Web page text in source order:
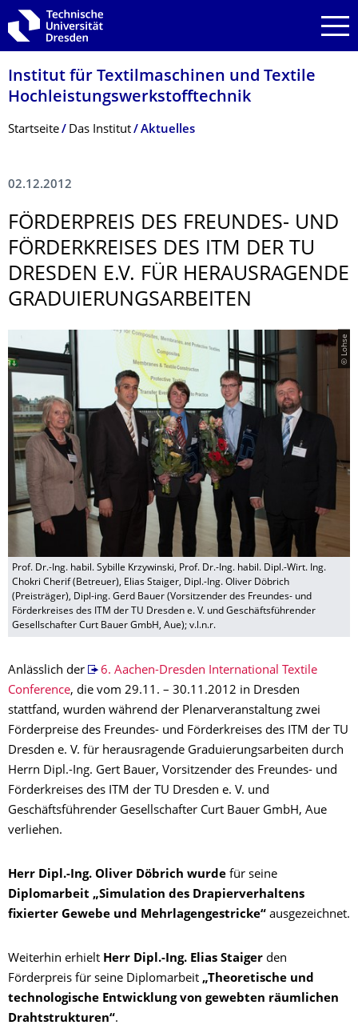
Zur Hauptnavigation springen
Zur Suche springen
Zum Inhalt springen
Institut für Textilmaschinen und Textile
Hochleistungswerk­stofftechnik
Breadcrumb-Menü
Startseite Das Institut Aktuelles
02.12.2012
FÖRDERPREIS DES FREUNDES- UND
FÖRDERKREISES DES ITM DER TU
DRESDEN E.V. FÜR HERAUSRAGENDE
GRADUIERUNGSAR­BEITEN
© Lohse
Prof. Dr.-Ing. habil. Sybille Krzywinski, Prof. Dr.-Ing. habil. Dipl.-Wirt. Ing.
Chokri Cherif (Betreuer), Elias Staiger, Dipl.-Ing. Oliver Döbrich
(Preisträger), Dipl-ing. Gerd Bauer (Vorsitzender des Freundes- und
Förderkreises des ITM der TU Dresden e. V. und Geschäftsführender
Gesellschafter Curt Bauer GmbH, Aue); v.l.n.r.
Anlässlich der
6. Aachen-Dresden International Textile
Conference, die vom 29.11. – 30.11.2012 in Dresden
stattfand, wurden während der Plenarveranstaltung zwei
Förderpreise des Freundes- und Förderkreises des ITM der TU
Dresden e. V. für herausragende Graduierungsarbeiten durch
Herrn Dipl.-Ing. Gert Bauer, Vorsitzender des Freundes- und
Förderkreises des ITM der TU Dresden e. V. und
Geschäftsführender Gesellschafter Curt Bauer GmbH, Aue
verliehen.
Herr Dipl.-Ing. Oliver Döbrich wurde für seine
Diplomarbeit „Simulation des Drapierverhaltens
fixierter Gewebe und Mehrlagengestricke“ ausgezeichnet.
Weiterhin erhielt Herr Dipl.-Ing. Elias Staiger den
Förderpreis für seine Diplomarbeit „Theoretische und
technologische Entwicklung von gewebten räumlichen
Drahtstrukturen“.